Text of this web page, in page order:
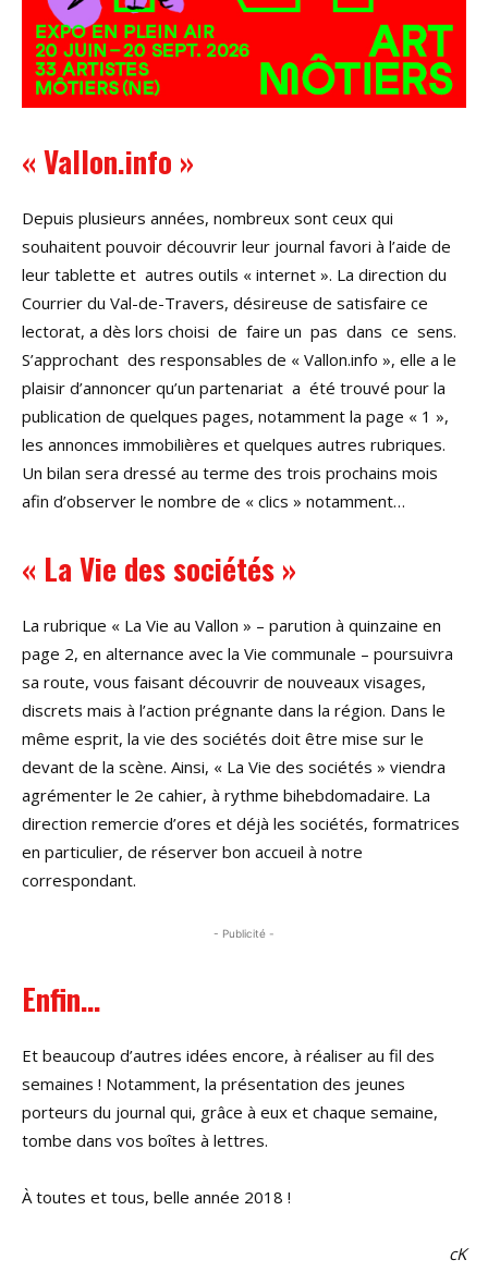
« Vallon.info »
Depuis plusieurs années, nombreux sont ceux qui
souhaitent pouvoir découvrir leur journal favori à l’aide de
leur tablette et autres outils « internet ». La direction du
Courrier du Val-de-Travers, désireuse de satisfaire ce
lectorat, a dès lors choisi de faire un pas dans ce sens.
S’approchant des responsables de « Vallon.info », elle a le
plaisir d’annoncer qu’un partenariat a été trouvé pour la
publication de quelques pages, notamment la page « 1 »,
les annonces immobilières et quelques autres rubriques.
Un bilan sera dressé au terme des trois prochains mois
afin d’observer le nombre de « clics » notamment…
« La Vie des sociétés »
La rubrique « La Vie au Vallon » – parution à quinzaine en
page 2, en alternance avec la Vie communale – poursuivra
sa route, vous faisant découvrir de nouveaux visages,
discrets mais à l’action prégnante dans la région. Dans le
même esprit, la vie des sociétés doit être mise sur le
devant de la scène. Ainsi, « La Vie des sociétés » viendra
agrémenter le 2e cahier, à rythme bihebdomadaire. La
direction remercie d’ores et déjà les sociétés, formatrices
en particulier, de réserver bon accueil à notre
correspondant.
- Publicité -
Enfin…
Et beaucoup d’autres idées encore, à réaliser au fil des
semaines ! Notamment, la présentation des jeunes
porteurs du journal qui, grâce à eux et chaque semaine,
tombe dans vos boîtes à lettres.
À toutes et tous, belle année 2018 !
cK